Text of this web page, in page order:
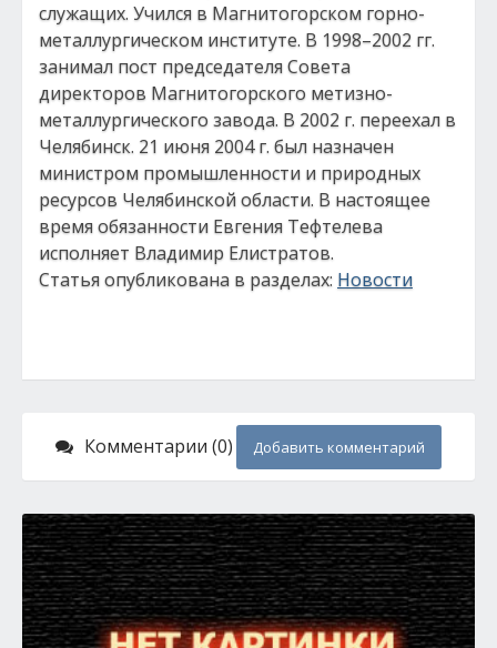
служащих. Учился в Магнитогорском горно-
металлургическом институте. В 1998–2002 гг.
занимал пост председателя Совета
директоров Магнитогорского метизно-
металлургического завода. В 2002 г. переехал в
Челябинск. 21 июня 2004 г. был назначен
министром промышленности и природных
ресурсов Челябинской области. В настоящее
время обязанности Евгения Тефтелева
исполняет Владимир Елистратов.
Статья опубликована в разделах: Новости
Комментарии (0) Добавить комментарий